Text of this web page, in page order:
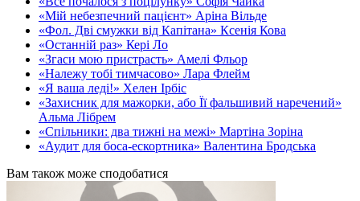
«Мій небезпечний пацієнт» Аріна Вільде
«Фол. Дві смужки від Капітана» Ксенія Кова
«Останній раз» Кері Ло
«Згаси мою пристрасть» Амелі Фльор
«Належу тобі тимчасово» Лара Флейм
«Я ваша леді!» Хелен Ірбіс
«Захисник для мажорки, або Її фальшивий наречений»
Альма Лібрем
«Спільники: два тижні на межі» Мартіна Зоріна
«Аудит для боса-ескортника» Валентина Бродська
Вам також може сподобатися